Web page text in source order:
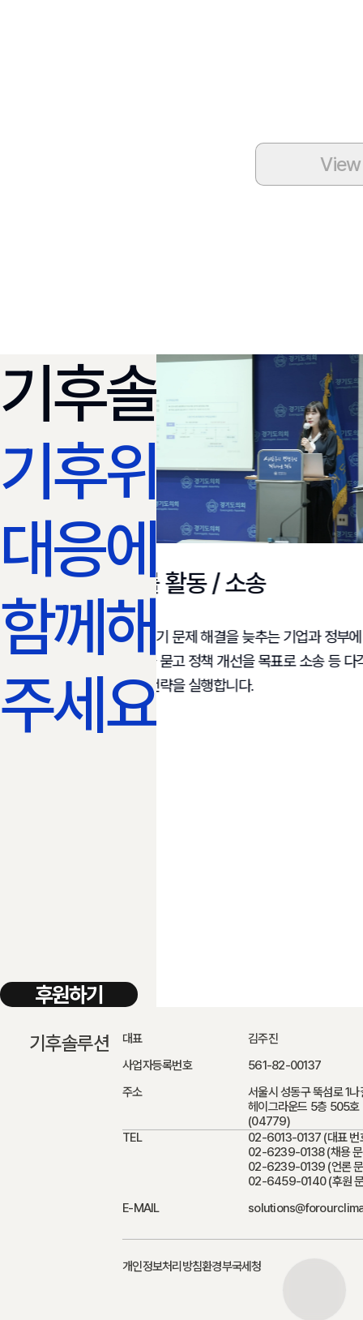
기후솔루션과
기후위기
대응에
함께해
주세요!
후원하기
에 대한
법률 활동 / 소송​
기후위기 문제 해결을 늦추는 기업과 정부에
책임을 묻고 정책 개선을 목표로 소송 등 다각
법적 전략을 실행합니다.​
기후솔루션 대표
김주진
사업자등록번호
561-82-00137
주소
서울시 성동구 뚝섬로 1
헤이그라운드 5층 505호
(04779)
TEL
02-6013-0137 (대표 번
02-6239-0138 (채용
02-6239-0139 (언론
02-6459-0140 (후원
E-MAIL
개인정보처리방침환경부국세청